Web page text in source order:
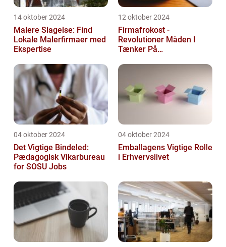
14 oktober 2024
Malere Slagelse: Find
Lokale Malerfirmaer med
Ekspertise
12 oktober 2024
Firmafrokost -
Revolutioner Måden I
Tænker På
04 oktober 2024
Det Vigtige Bindeled:
Pædagogisk Vikarbureau
for SOSU Jobs
04 oktober 2024
Emballagens Vigtige Rolle
i Erhvervslivet